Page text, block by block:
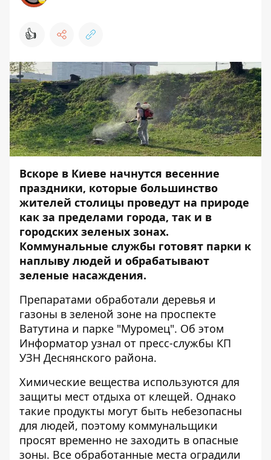
👍
Вскоре в Киеве начнутся весенние
праздники, которые большинство
жителей столицы проведут на природе
как за пределами города, так и в
городских зеленых зонах.
Коммунальные службы готовят парки к
наплыву людей и обрабатывают
зеленые насаждения.
Препаратами обработали деревья и
газоны в зеленой зоне на проспекте
Ватутина и парке "Муромец". Об этом
Информатор узнал от пресс-службы КП
УЗН Деснянского района.
Химические вещества используются для
защиты мест отдыха от клещей. Однако
такие продукты могут быть небезопасны
для людей, поэтому коммунальщики
просят временно не заходить в опасные
зоны. Все обработанные места оградили